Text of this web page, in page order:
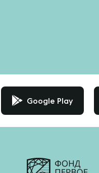
Google Play